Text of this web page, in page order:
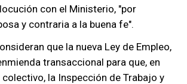
con el Ministerio, "por
y contraria a la buena fe".
que la nueva Ley de Empleo,
transaccional para que, en
la Inspección de Trabajo y